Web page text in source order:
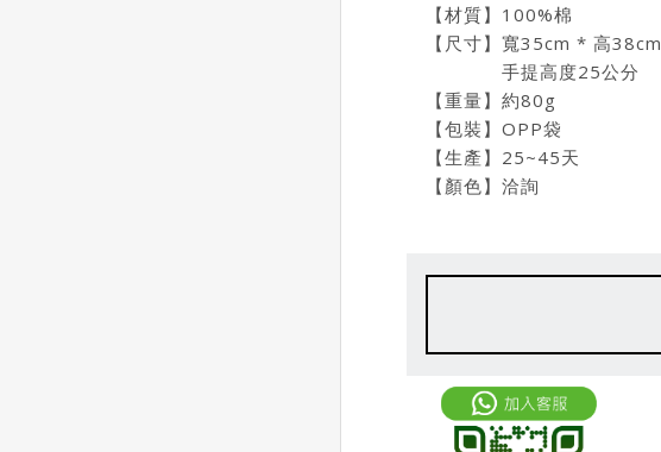
【材質】100%棉
【尺寸】寬35cm * 高38cm
手提高度25公分
【重量】約80g
【包裝】OPP袋
【生產】25~45天
【顏色】洽詢